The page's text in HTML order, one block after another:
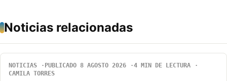
Noticias relacionadas
NOTICIAS PUBLICADO 8 AGOSTO 2026
4 MIN DE LECTURA
CAMILA TORRES